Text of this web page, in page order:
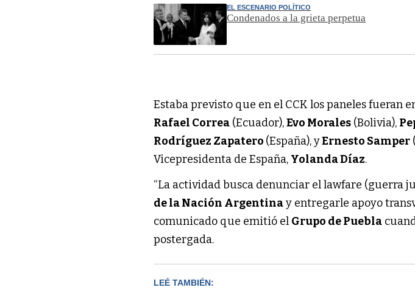
EL ESCENARIO POLÍTICO
Condenados a la grieta perpetua
Estaba previsto que en el CCK los paneles fueran
Rafael Correa (Ecuador),Evo Morales (Bolivia),
Rodríguez Zapatero (España), yErnesto Samper
Vicepresidenta de España, Yolanda Díaz.
“La actividad busca denunciar el lawfare (guerra
de la Nación Argentinay entregarle apoyo
comunicado que emitió el Grupo de Puebla
postergada.
LEÉ TAMBIÉN: